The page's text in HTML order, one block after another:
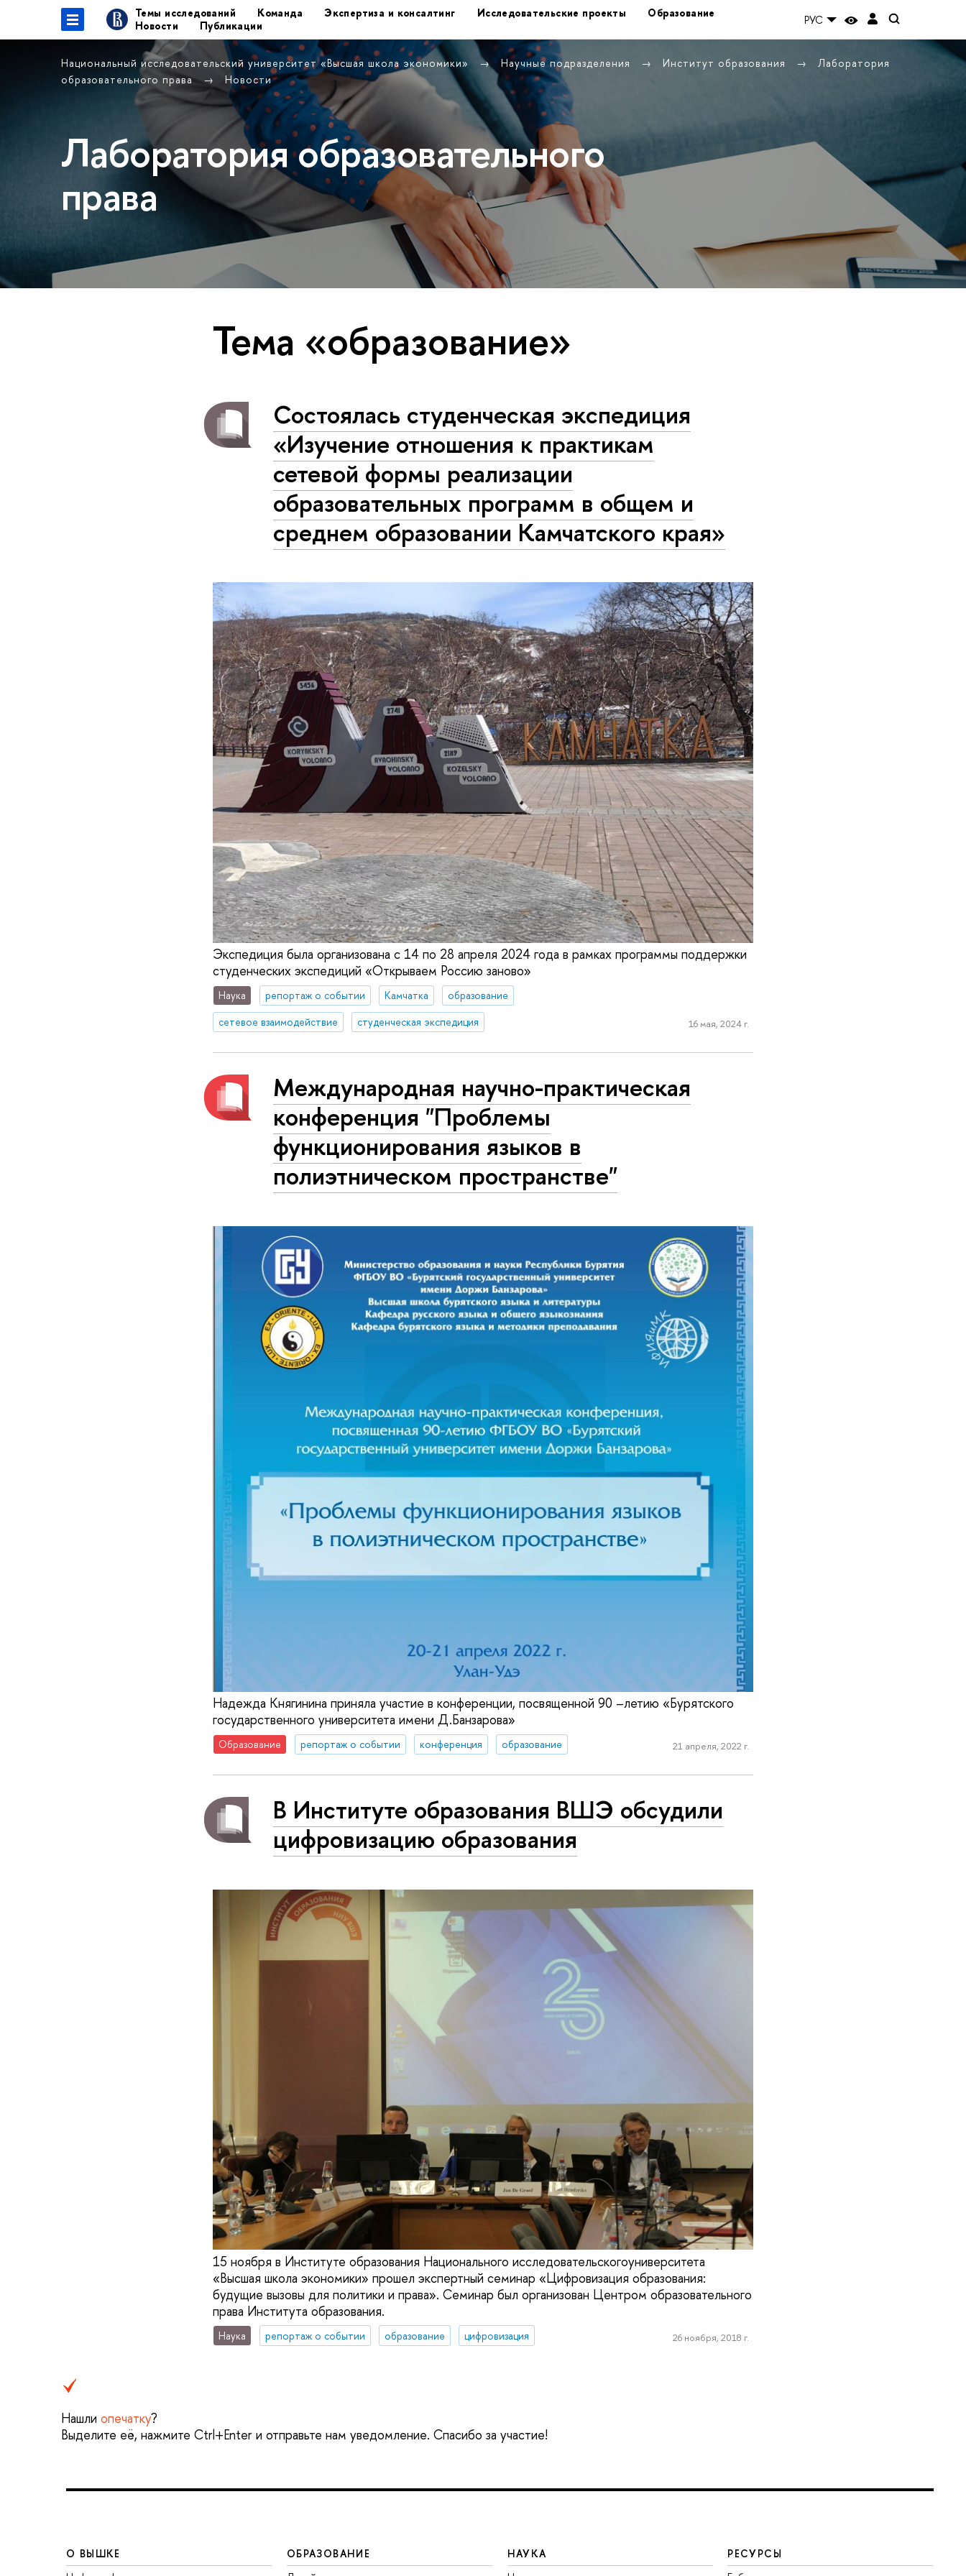
Темы исследований Команда Экспертиза и консалтинг Исследовательские проекты
Образование
Новости
Публикации РУС
Национальный исследовательский университет «Высшая школа экономики» Научные подразделения Институт образования
Лаборатория
образовательного права
Новости
Лаборатория образовательного
права
Тема «образование»
Состоялась студенческая экспедиция
«Изучение отношения к практикам
сетевой формы реализации
образовательных программ в общем и
среднем образовании Камчатского края»
Экспедиция была организована с 14 по 28 апреля 2024 года в рамках программы поддержки
студенческих экспедиций «Открываем Россию заново»
Наука репортаж о событии Камчатка
образование
сетевое взаимодействие
студенческая экспедиция 16 мая, 2024 г.
Международная научно-практическая
конференция "Проблемы
функционирования языков в
полиэтническом пространстве"
Надежда Княгинина приняла участие в конференции, посвященной 90 –летию «Бурятского
государственного университета имени Д.Банзарова»
Образование репортаж о событии конференция образование 21 апреля, 2022 г.
В Институте образования ВШЭ обсудили
цифровизацию образования
15 ноября в Институте образования Национального исследовательскогоуниверситета
«Высшая школа экономики» прошел экспертный семинар «Цифровизация образования:
будущие вызовы для политики и права». Семинар был организован Центром образовательного
права Института образования.
Наука репортаж о событии образование цифровизация 26 ноября, 2018 г.
Нашли опечатку?
Выделите её, нажмите Ctrl+Enter и отправьте нам уведомление. Спасибо за участие!
О ВЫШКЕ
ОБРАЗОВАНИЕ
НАУКА
РЕСУРСЫ